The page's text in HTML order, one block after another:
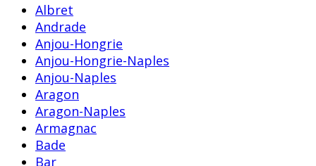
Albret
Andrade
Anjou-Hongrie
Anjou-Hongrie-Naples
Anjou-Naples
Aragon
Aragon-Naples
Armagnac
Bade
Bar